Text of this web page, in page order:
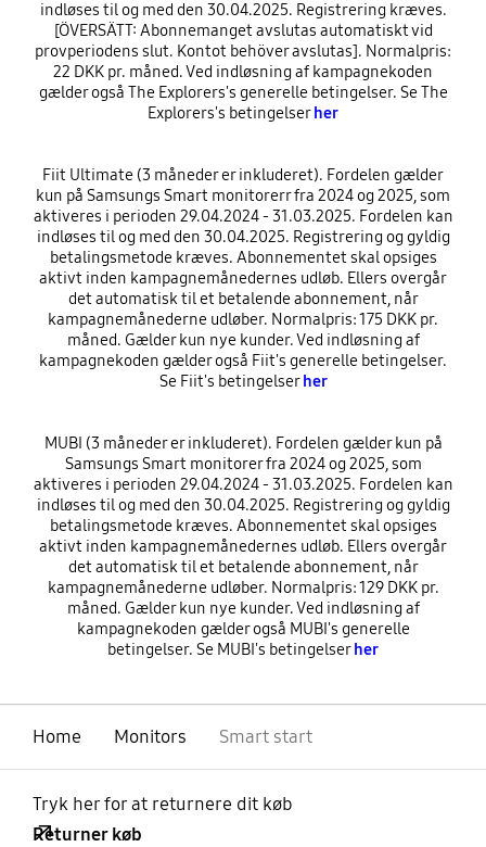
indløses til og med den 30.04.2025. Registrering kræves.
[ÖVERSÄTT: Abonnemanget avslutas automatiskt vid
provperiodens slut. Kontot behöver avslutas]. Normalpris:
22 DKK pr. måned. Ved indløsning af kampagnekoden
gælder også The Explorers's generelle betingelser. Se The
Explorers's betingelserher
Fiit Ultimate (3 måneder er inkluderet). Fordelen gælder
kun på Samsungs Smart monitorerr fra 2024 og 2025, som
aktiveres i perioden 29.04.2024 - 31.03.2025. Fordelen kan
indløses til og med den 30.04.2025. Registrering og gyldig
betalingsmetode kræves. Abonnementet skal opsiges
aktivt inden kampagnemånedernes udløb. Ellers overgår
det automatisk til et betalende abonnement, når
kampagnemånederne udløber. Normalpris: 175 DKK pr.
måned. Gælder kun nye kunder. Ved indløsning af
kampagnekoden gælder også Fiit's generelle betingelser.
Se Fiit's betingelserher
MUBI (3 måneder er inkluderet). Fordelen gælder kun på
Samsungs Smart monitorer fra 2024 og 2025, som
aktiveres i perioden 29.04.2024 - 31.03.2025. Fordelen kan
indløses til og med den 30.04.2025. Registrering og gyldig
betalingsmetode kræves. Abonnementet skal opsiges
aktivt inden kampagnemånedernes udløb. Ellers overgår
det automatisk til et betalende abonnement, når
kampagnemånederne udløber. Normalpris: 129 DKK pr.
måned. Gælder kun nye kunder. Ved indløsning af
kampagnekoden gælder også MUBI's generelle
betingelser. Se MUBI's betingelserher
Home Monitors Smart start
Tryk her for at returnere dit køb
Returner køb